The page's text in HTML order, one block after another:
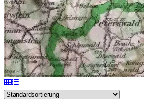
durchsuchen